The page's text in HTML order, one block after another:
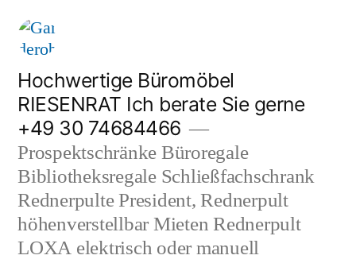
Zum
Inhalt
springen
Hochwertige Büromöbel
RIESENRAT Ich berate Sie gerne
+49 30 74684466
Prospektschränke Büroregale
Bibliotheksregale Schließfachschrank
Rednerpulte President, Rednerpult
höhenverstellbar Mieten Rednerpult
LOXA elektrisch oder manuell